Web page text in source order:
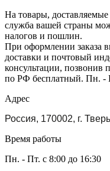
На товары,
служба вашей страны
налогов и пошлин.
При оформлении заказа
доставки и почтовый
консультации, позвонив
по РФ бесплатный. Пн. -
Адрес
Россия, 170002, г.
Время работы
Пн. - Пт. с 8:00 до 16:30